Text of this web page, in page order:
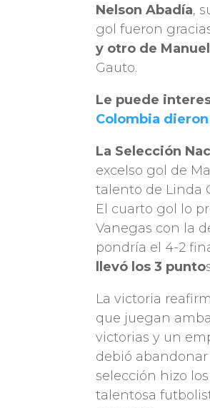
Nelson Abadía,
gol fueron
y otro de
Gauto.
Le puede
Colombia
La Selección
excelso gol de
talento de Linda
El cuarto gol lo
Vanegas con la
pondría el 4-2
llevó los 3 punto
La victoria
que juegan
victorias y un
debió
selección hizo
talentosa